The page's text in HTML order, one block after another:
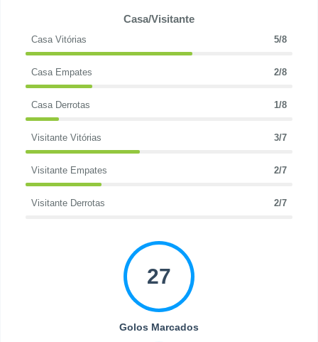
Casa/Visitante
Casa Vitórias 5/8
Casa Empates 2/8
Casa Derrotas 1/8
Visitante Vitórias 3/7
Visitante Empates 2/7
Visitante Derrotas 2/7
27
Golos Marcados